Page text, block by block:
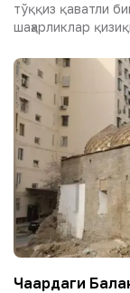
тўққиз қаватли
шаҳарликлар
Чақардаги